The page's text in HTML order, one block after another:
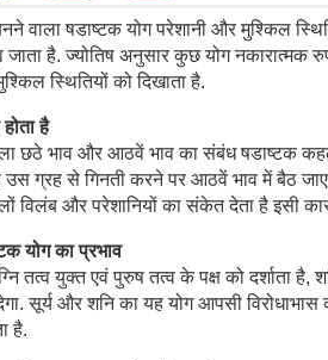
वाला षडाष्टक योग परेशानी और मुश्किल
जाता है. ज्योतिष अनुसार कुछ योग
स्थितियों को दिखाता है.
है
छठे भाव और आठवें भाव का संबंध षडाष्टक
ग्रह से गिनती करने पर आठवें भाव में बैठ जाए
विलंब और परेशानियों का संकेत देता है इसी
योग का प्रभाव
तत्व युक्त एवं पुरुष तत्व के पक्ष को
सूर्य और शनि का यह योग आपसी
है.